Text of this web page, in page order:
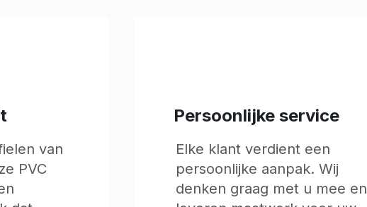
van
PVC
Persoonlijke service
Elke klant verdient een
persoonlijke aanpak. Wij
denken graag met u mee en